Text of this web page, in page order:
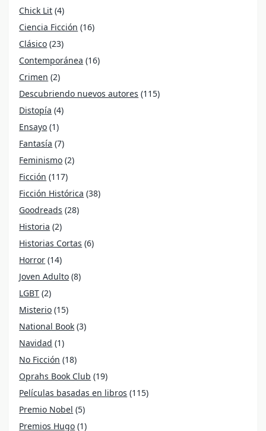
Chick Lit (4)
Ciencia Ficción (16)
Clásico (23)
Contemporánea (16)
Crimen (2)
Descubriendo nuevos autores (115)
Distopía (4)
Ensayo (1)
Fantasía (7)
Feminismo (2)
Ficción (117)
Ficción Histórica (38)
Goodreads (28)
Historia (2)
Historias Cortas (6)
Horror (14)
Joven Adulto (8)
LGBT (2)
Misterio (15)
National Book (3)
Navidad (1)
No Ficción (18)
Oprahs Book Club (19)
Películas basadas en libros (115)
Premio Nobel (5)
Premios Hugo (1)